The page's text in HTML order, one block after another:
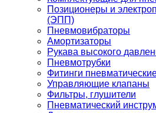
Позиционеры и
(ЭПП)
Пневмовибраторы
Амортизаторы
Рукава высокого
Пневмотрубки
Фитинги
Управляющие клапаны
Фильтры, глушители
Пневматический